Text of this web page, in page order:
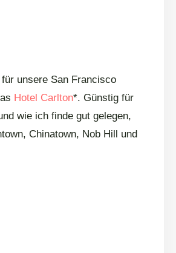
unsere San Francisco
Hotel Carlton*. Günstig für
wie ich finde gut gelegen,
Chinatown, Nob Hill und